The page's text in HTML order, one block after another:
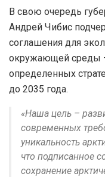
В свою очередь
Андрей Чибис
соглашения для
окружающей среды
определенных
до 2035 года.
«Наша цель –
современных
уникальность
что подписанное
сохранение